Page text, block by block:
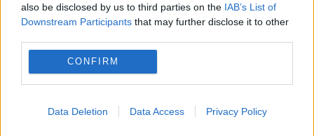
also be disclosed by us to third parties on the IAB’s List of
Downstream Participants that may further disclose it to other
CONFIRM
Data Deletion Data Access Privacy Policy